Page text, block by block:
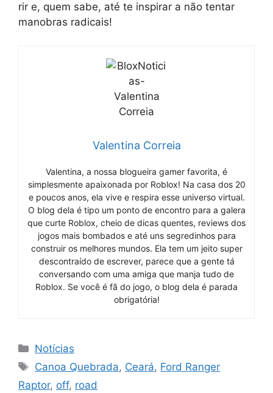
rir e, quem sabe, até te inspirar a não tentar
manobras radicais!
Valentina Correia
Valentina, a nossa blogueira gamer favorita, é
simplesmente apaixonada por Roblox! Na casa dos 20
e poucos anos, ela vive e respira esse universo virtual.
O blog dela é tipo um ponto de encontro para a galera
que curte Roblox, cheio de dicas quentes, reviews dos
jogos mais bombados e até uns segredinhos para
construir os melhores mundos. Ela tem um jeito super
descontraído de escrever, parece que a gente tá
conversando com uma amiga que manja tudo de
Roblox. Se você é fã do jogo, o blog dela é parada
obrigatória!
Categorias
Notícias
Tags
Canoa Quebrada, Ceará, Ford Ranger
Raptor, off, road